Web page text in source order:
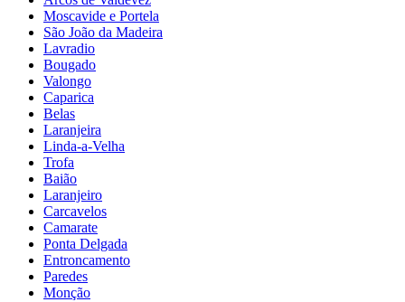
Moscavide e Portela
São João da Madeira
Lavradio
Bougado
Valongo
Caparica
Belas
Laranjeira
Linda-a-Velha
Trofa
Baião
Laranjeiro
Carcavelos
Camarate
Ponta Delgada
Entroncamento
Paredes
Monção